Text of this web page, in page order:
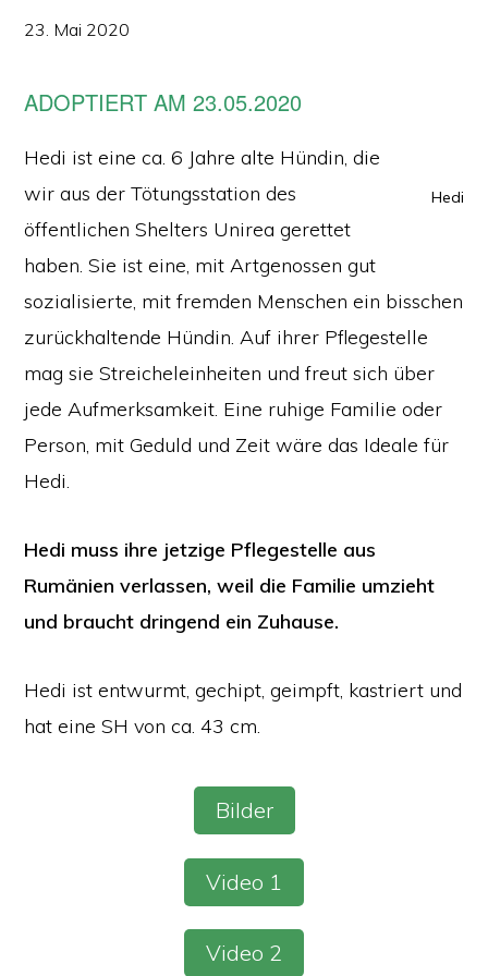
23. Mai 2020
ADOPTIERT AM 23.05.2020
Hedi
Hedi ist eine ca. 6 Jahre alte Hündin, die
wir aus der Tötungsstation des
öffentlichen Shelters Unirea gerettet
haben. Sie ist eine, mit Artgenossen gut
sozialisierte, mit fremden Menschen ein bisschen
zurückhaltende Hündin. Auf ihrer Pflegestelle
mag sie Streicheleinheiten und freut sich über
jede Aufmerksamkeit. Eine ruhige Familie oder
Person, mit Geduld und Zeit wäre das Ideale für
Hedi.
Hedi muss ihre jetzige Pflegestelle aus
Rumänien verlassen, weil die Familie umzieht
und braucht dringend ein Zuhause.
Hedi ist entwurmt, gechipt, geimpft, kastriert und
hat eine SH von ca. 43 cm.
Bilder
Video 1
Video 2